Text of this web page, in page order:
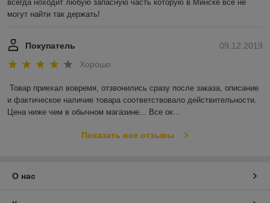
всегда ноходит любую запасную часть которую в Минске все не
могут найти так держать!
09.12.2019
Покупатель
Хорошо
Товар приехал вовремя, отзвонились сразу после заказа, описание
и фактическое наличие товара соответствовало действительности.
Цена ниже чем в обычном магазине... Все ок...
Показать все отзывы
О нас